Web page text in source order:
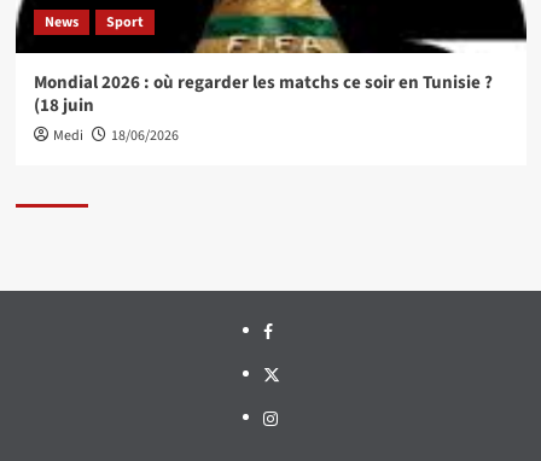
News Sport
Mondial 2026 : où regarder les matchs ce soir en Tunisie ?
(18 juin
Medi 18/06/2026
Facebook
Twitter
Instagram